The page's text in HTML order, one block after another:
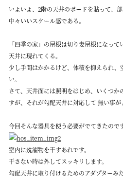
いよいよ、2階の天井のボードを貼って、
中々いいスケール感である。
「四季の家」の屋根は切り妻屋根になっ
天井に現れてくる。
少し手間はかかるけど、体積を抑えられ、
い。
さて、天井面には照明をはじめ、いくつ
すが、それが勾配天井に対応して 無い事が
今回そんな器具を使う必要がでてきたので
室内に洗濯物を干すあれです。
干さない時は外してスッキリします。
勾配天井に取り付けるためのアダプターみ